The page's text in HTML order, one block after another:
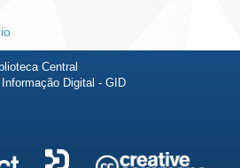
Central
Digital - GID